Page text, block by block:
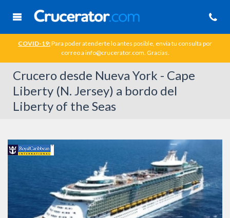
COVID-19:Para poder atenderte lo antes posible, envia tu consulta por
correo a info@crucerator.com. Gracias.
Crucero desde Nueva York - Cape
Liberty (N. Jersey) a bordo del
Liberty of the Seas